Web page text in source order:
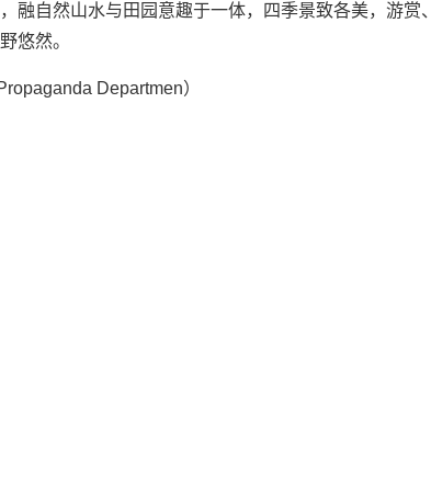
融自然山水与田园意趣于一体，四季景致各美，游赏、
悠然。
Departmen）